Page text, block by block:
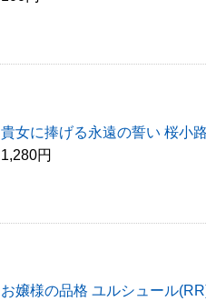
貴女に捧げる永遠の誓い 桜小
1,280円
お嬢様の品格 ユルシュール